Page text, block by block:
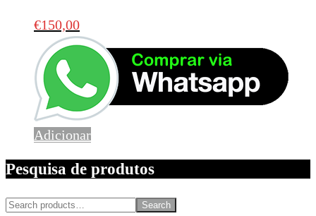
€150,00
Adicionar
Pesquisa de produtos
Search